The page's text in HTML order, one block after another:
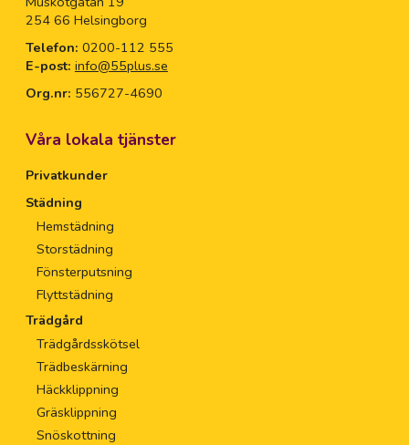
254 66 Helsingborg
Telefon: 0200-112 555
E-post: info@55plus.se
Org.nr: 556727-4690
Våra lokala tjänster
Privatkunder
Städning
Hemstädning
Storstädning
Fönsterputsning
Flyttstädning
Trädgård
Trädgårdsskötsel
Trädbeskärning
Häckklippning
Gräsklippning
Snöskottning